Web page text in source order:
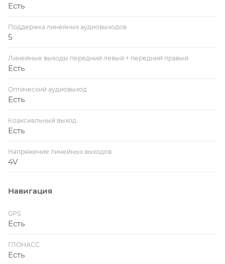
Есть
Поддержка линейных аудиовыходов
5
Линейные выходы передний левый + передний правый
Есть
Оптический аудиовыход
Есть
Коаксиальный выход
Есть
Напряжение линейных выходов
4V
Навигация
GPS
Есть
ГЛОНАСС
Есть